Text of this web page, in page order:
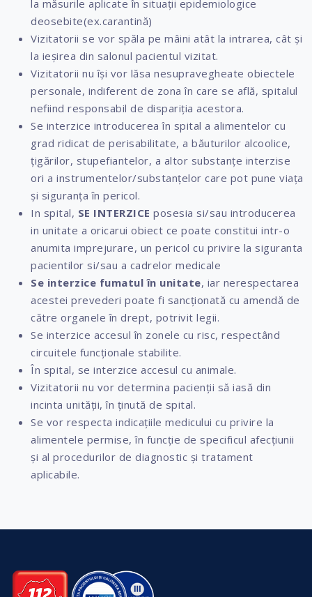
la măsurile aplicate în situații epidemiologice
deosebite(ex.carantină)
Vizitatorii se vor spăla pe mâini atât la intrarea, cât și
la ieșirea din salonul pacientul vizitat.
Vizitatorii nu își vor lăsa nesupravegheate obiectele
personale, indiferent de zona în care se află, spitalul
nefiind responsabil de dispariția acestora.
Se interzice introducerea în spital a alimentelor cu
grad ridicat de perisabilitate, a băuturilor alcoolice,
țigărilor, stupefiantelor, a altor substanțe interzise
ori a instrumentelor/substanțelor care pot pune viața
și siguranța în pericol.
In spital, SE INTERZICE posesia si/sau introducerea
in unitate a oricarui obiect ce poate constitui intr-o
anumita imprejurare, un pericol cu privire la siguranta
pacientilor si/sau a cadrelor medicale
Se interzice fumatul în unitate, iar nerespectarea
acestei prevederi poate fi sancționată cu amendă de
către organele în drept, potrivit legii.
Se interzice accesul în zonele cu risc, respectând
circuitele funcționale stabilite.
În spital, se interzice accesul cu animale.
Vizitatorii nu vor determina pacienții să iasă din
incinta unității, în ținută de spital.
Se vor respecta indicațiile medicului cu privire la
alimentele permise, în funcție de specificul afecțiunii
și al procedurilor de diagnostic și tratament
aplicabile.